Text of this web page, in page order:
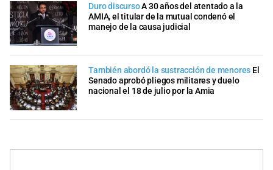
Duro discursoA 30 años del atentado a la
AMIA, el titular de la mutual condenó el
manejo de la causa judicial
También abordó la sustracción de menores El
Senado aprobó pliegos militares y duelo
nacional el 18 de julio por la Amia